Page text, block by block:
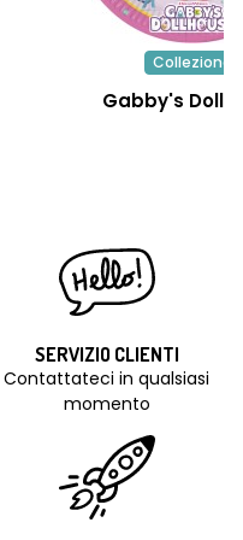
Collezione
Gabby's
SERVIZIO CLIENTI
Contattateci in qualsiasi
momento